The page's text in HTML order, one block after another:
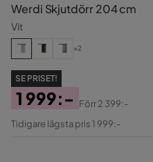
Werdi Skjutdörr 204 cm
Vit
+2
SE PRISET!
Pris
1 999:-
Original
Förr2 399:-
Tidigare lägsta pris 1 999:-